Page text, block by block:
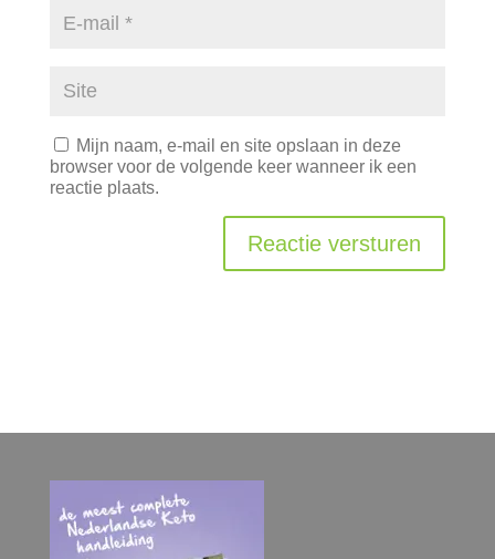
Mijn naam, e-mail en site opslaan in deze
browser voor de volgende keer wanneer ik een
reactie plaats.
Reactie versturen